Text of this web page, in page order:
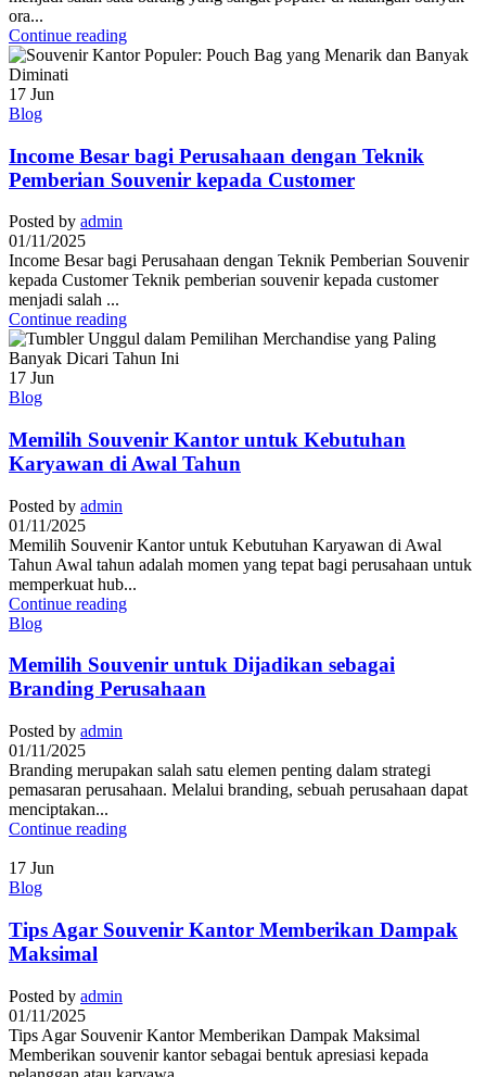
ora...
Continue reading
17 Jun
Blog
Income Besar bagi Perusahaan dengan Teknik
Pemberian Souvenir kepada Customer
Posted by admin
01/11/2025
Income Besar bagi Perusahaan dengan Teknik Pemberian Souvenir
kepada Customer Teknik pemberian souvenir kepada customer
menjadi salah ...
Continue reading
17 Jun
Blog
Memilih Souvenir Kantor untuk Kebutuhan
Karyawan di Awal Tahun
Posted by admin
01/11/2025
Memilih Souvenir Kantor untuk Kebutuhan Karyawan di Awal
Tahun Awal tahun adalah momen yang tepat bagi perusahaan untuk
memperkuat hub...
Continue reading
Blog
Memilih Souvenir untuk Dijadikan sebagai
Branding Perusahaan
Posted by admin
01/11/2025
Branding merupakan salah satu elemen penting dalam strategi
pemasaran perusahaan. Melalui branding, sebuah perusahaan dapat
menciptakan...
Continue reading
17 Jun
Blog
Tips Agar Souvenir Kantor Memberikan Dampak
Maksimal
Posted by admin
01/11/2025
Tips Agar Souvenir Kantor Memberikan Dampak Maksimal
Memberikan souvenir kantor sebagai bentuk apresiasi kepada